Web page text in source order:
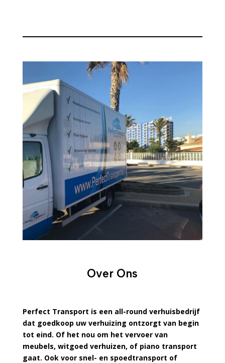
Over Ons
Perfect Transport is een all-round verhuisbedrijf
dat goedkoop uw verhuizing ontzorgt van begin
tot eind. Of het nou om het vervoer van
meubels, witgoed verhuizen, of piano transport
gaat. Ook voor snel- en spoedtransport of